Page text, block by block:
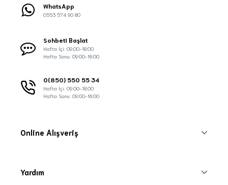
WhatsApp
0553 574 90 80
Sohbeti Başlat
Hafta İçi: 09:00-18:00
Hafta Sonu: 09:00-16:00
0(850) 550 55 34
Hafta İçi: 09:00-18:00
Hafta Sonu: 09:00-16:00
Online Alışveriş
Yardım